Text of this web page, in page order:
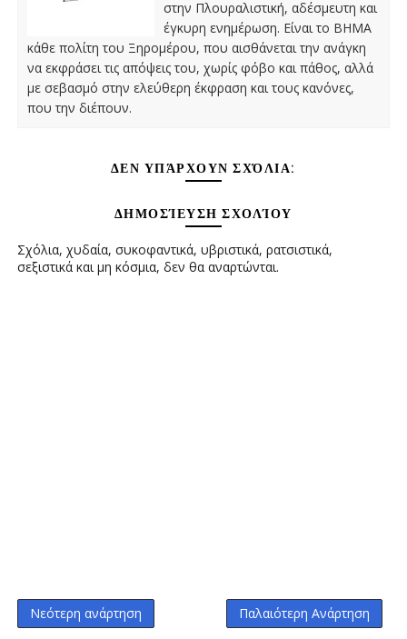
στην Πλουραλιστική, αδέσμευτη και
έγκυρη ενημέρωση. Είναι το ΒΗΜΑ
κάθε πολίτη του Ξηρομέρου, που αισθάνεται την ανάγκη
να εκφράσει τις απόψεις του, χωρίς φόβο και πάθος, αλλά
με σεβασμό στην ελεύθερη έκφραση και τους κανόνες,
που την διέπουν.
ΔΕΝ ΥΠΆΡΧΟΥΝ ΣΧΌΛΙΑ:
ΔΗΜΟΣΊΕΥΣΗ ΣΧΟΛΊΟΥ
Σχόλια, χυδαία, συκοφαντικά, υβριστικά, ρατσιστικά,
σεξιστικά και μη κόσμια, δεν θα αναρτώνται.
Νεότερη ανάρτηση Παλαιότερη Ανάρτηση